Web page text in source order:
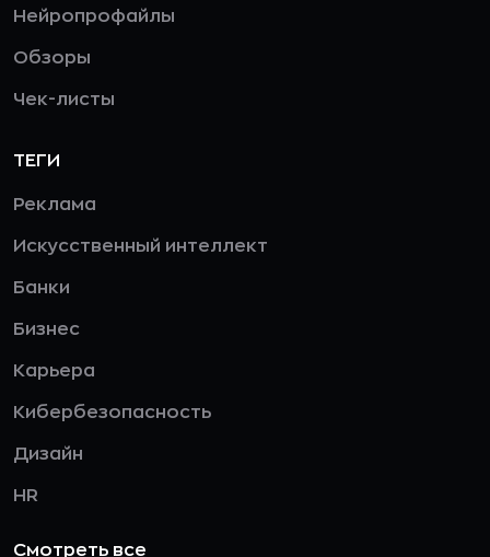
Нейропрофайлы
Обзоры
Чек-листы
ТЕГИ
Реклама
Искусственный интеллект
Банки
Бизнес
Карьера
Кибербезопасность
Дизайн
HR
Смотреть все